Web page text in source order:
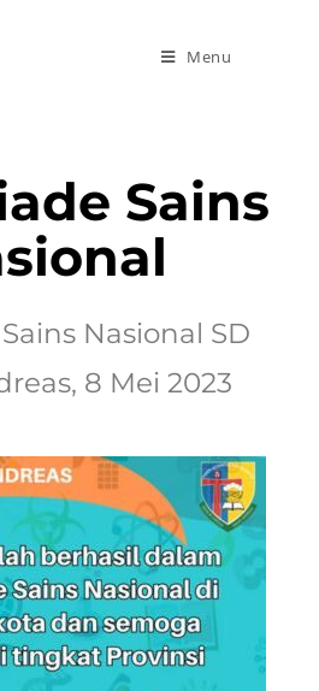
Menu
Sains
Nasional SD
8 Mei 2023